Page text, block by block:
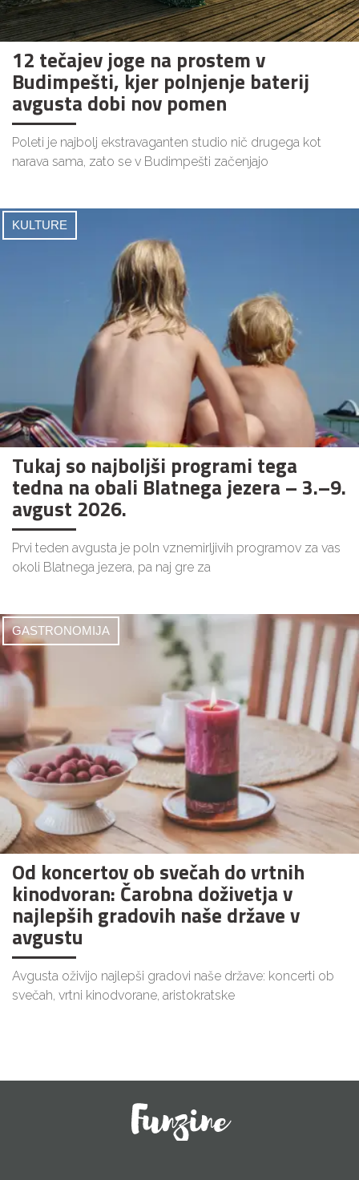
12 tečajev joge na prostem v
Budimpešti, kjer polnjenje baterij
avgusta dobi nov pomen
Poleti je najbolj ekstravaganten studio nič drugega kot
narava sama, zato se v Budimpešti začenjajo
KULTURE
Tukaj so najboljši programi tega
tedna na obali Blatnega jezera – 3.–9.
avgust 2026.
Prvi teden avgusta je poln vznemirljivih programov za vas
okoli Blatnega jezera, pa naj gre za
GASTRONOMIJA
Od koncertov ob svečah do vrtnih
kinodvoran: Čarobna doživetja v
najlepših gradovih naše države v
avgustu
Avgusta oživijo najlepši gradovi naše države: koncerti ob
svečah, vrtni kinodvorane, aristokratske